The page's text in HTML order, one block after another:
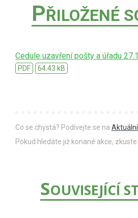
PŘILOŽENÉ
Cedule uzavření pošty a úřadu
PDF 64.43 kB
Co se chystá? Podívejte se na
Pokud hledáte již konané akce, zkuste
SOUVISEJÍCÍ